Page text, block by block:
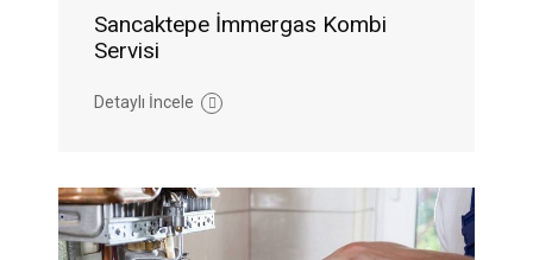
Sancaktepe İmmergas Kombi
Servisi
Detaylı İncele